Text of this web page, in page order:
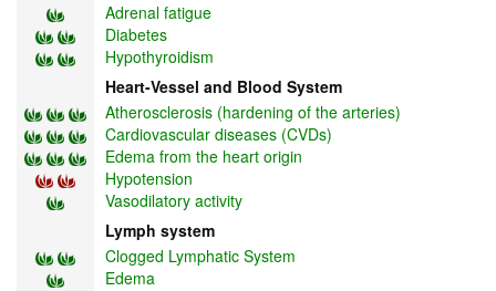
Adrenal fatigue
Diabetes
Hypothyroidism
Heart-Vessel and Blood System
Atherosclerosis (hardening of the arteries)
Cardiovascular diseases (CVDs)
Edema from the heart origin
Hypotension
Vasodilatory activity
Lymph system
Clogged Lymphatic System
Edema